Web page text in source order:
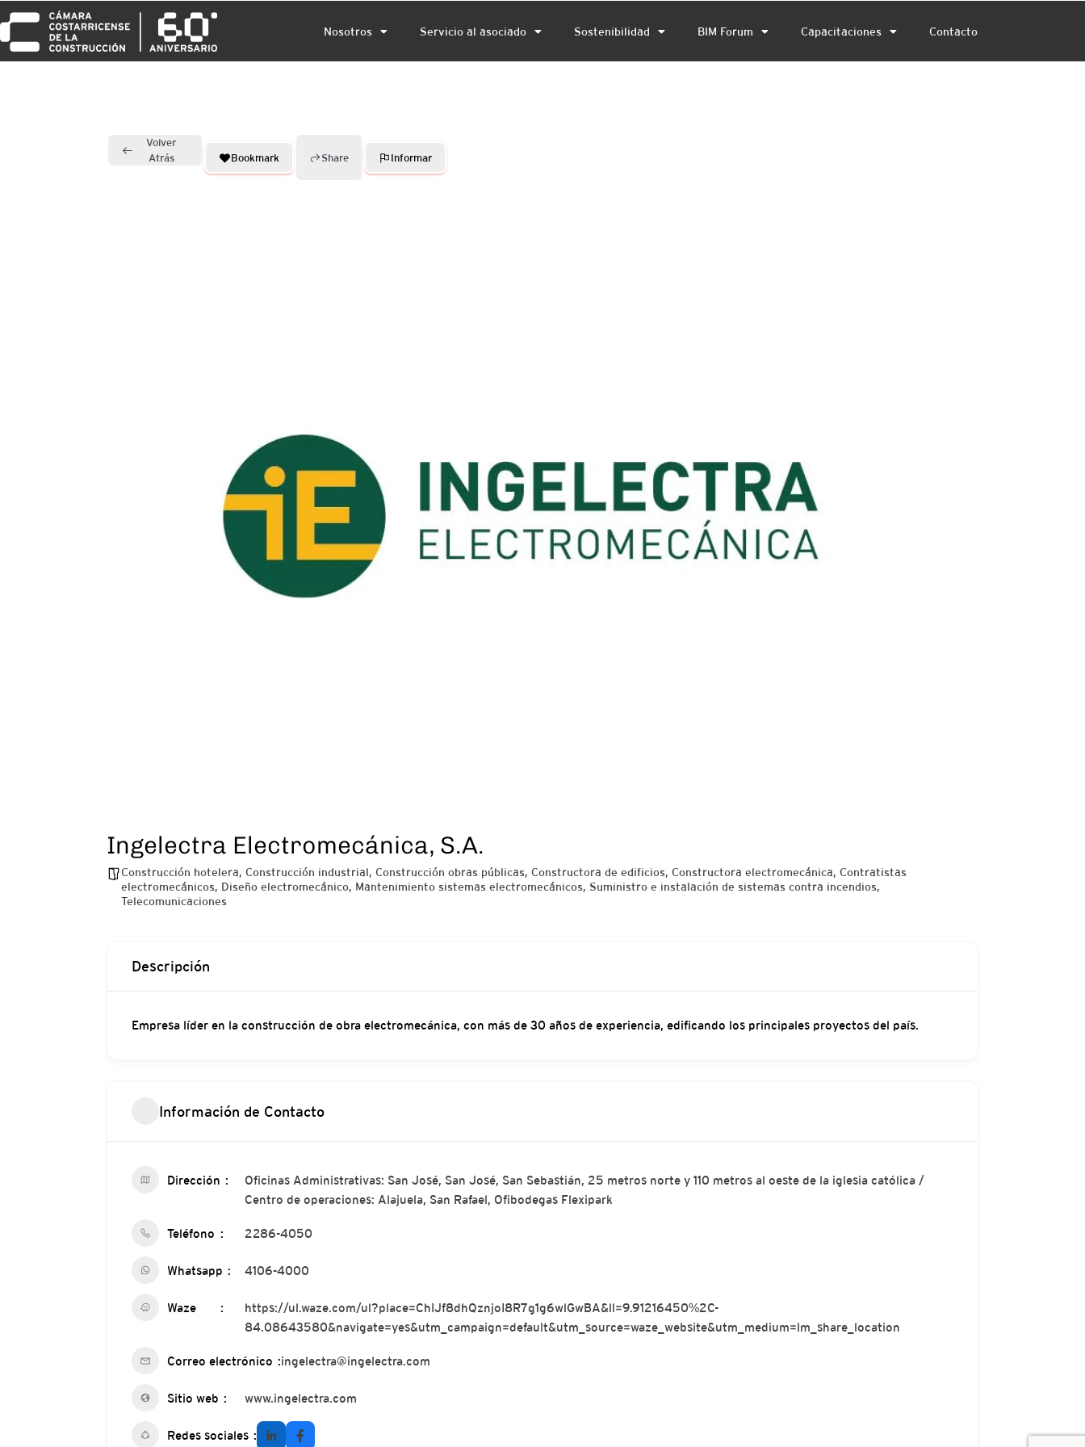
Nosotros Servicio al asociado Sostenibilidad BIM Forum Capacitaciones Contacto
Volver
Atrás
Bookmark Share Informar
Ingelectra Electromecánica, S.A.
Construcción hotelera, Construcción industrial, Construcción obras públicas, Constructora de edificios, Constructora electromecánica, Contratistas
electromecánicos, Diseño electromecánico, Mantenimiento sistemas electromecánicos, Suministro e instalación de sistemas contra incendios,
Telecomunicaciones
Descripción
Empresa líder en la construcción de obra electromecánica, con más de 30 años de experiencia, edificando los principales proyectos del país.
Información de Contacto
Dirección
Oficinas Administrativas: San José, San José, San Sebastián, 25 metros norte y 110 metros al oeste de la iglesia católica /
Centro de operaciones: Alajuela, San Rafael, Ofibodegas Flexipark
Teléfono 2286-4050
Whatsapp 4106-4000
Waze
https://ul.waze.com/ul?place=ChIJf8dhQznjoI8R7g1g6wlGwBA&ll=9.91216450%2C-
84.08643580&navigate=yes&utm_campaign=default&utm_source=waze_website&utm_medium=lm_share_location
Correo electrónico ingelectra@ingelectra.com
Sitio web www.ingelectra.com
Redes sociales